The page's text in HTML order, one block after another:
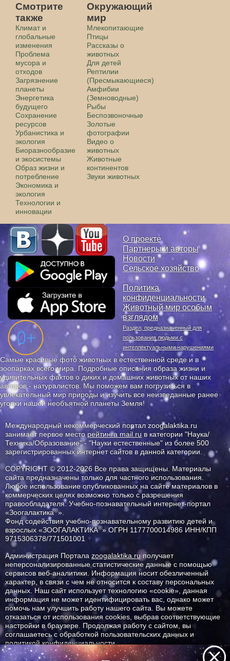
Смотрите
также
Климат и
глобальные
изменения
Проблема
мусора и
отходов
Загрязнение
планеты
Энергетика
будущего
Сохранение
ресурсов
Урбанистика и
экология
Биоразнообразие
и экосистемы
Образ жизни и
потребление
Экономика и
экология
Технологии и
инновации
Окружающий
мир
Млекопитающие
Птицы
Рассказы о
животных
Для детей
Рептилии
(Пресмыкающиеся)
Амфибии
(Земноводные)
Рыбы
Беспозвоночные
Золотые
фотографии
Видео о
животных
Животные
континентов
Звуки животных
О проекте
Партнеры и авторы
Новости
Сельское хозяйство
Политика
конфиденциальности
Животный мир особым
взглядом
Раздел, предназначенный для
пользования людьми с
интеллектуальными нарушениями
Самые красивые фото животных в естественной среде и в
зоопарках всего мира. Подробные описания образа жизни и
удивительных фактов о диких и домашних животных от наших
авторов - натуралистов. Мы поможем вам погрузиться в
увлекательный мир природы и изучить все неизведанные ранее
уголки нашей необъятной планеты Земля!
Международный некоммерческий портал zoogalaktika.ru
занимает первое месторейтинга mail.ru в категории "Наука/
Техника/Образование" - "Науки естественные" из более 500
зарегистрированных интернет сайтов в данной категории.
COPYRIGHT © 2012-2026 Все права защищены. Материалы
сайта предназначены только для частного использования.
Любое использование опубликованных на сайте материалов в
коммерческих целях возможно только с разрешения
правообладателя: Учебно-познавательный интернет-портал
«Зоогалактика®».
Фонд содействия учебно-познавательному развитию детей и
взрослых «ЗООГАЛАКТИКА®» ОГРН 1177700014986 ИНН/КПП
9715306378/771501001
Администрация Портала zoogalaktika.ruполучает
неперсонализированные статистические данные с помощью
сервисов веб-аналитики. Информация носит обезличенный
характер, в связи с чем не относится к составу персональных
данных. Наш сайт использует технологию «cookie», данная
информация не может идентифицировать вас, однако может
помочь нам улучшить работу нашего сайта. Вы можете
отказаться от использования cookies, выбрав соответствующие
настройки в браузере. Продолжая работу с сайтом, вы
соглашаетесь с обработкой пользовательских данных и
политикой конфиденциальности.